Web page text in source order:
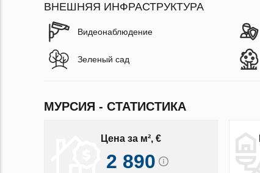
ВНЕШНЯЯ ИНФРАСТРУКТУРА
Видеонаблюдение
Зеленый сад
МУРСИЯ - СТАТИСТИКА
Цена за м², €
2 890